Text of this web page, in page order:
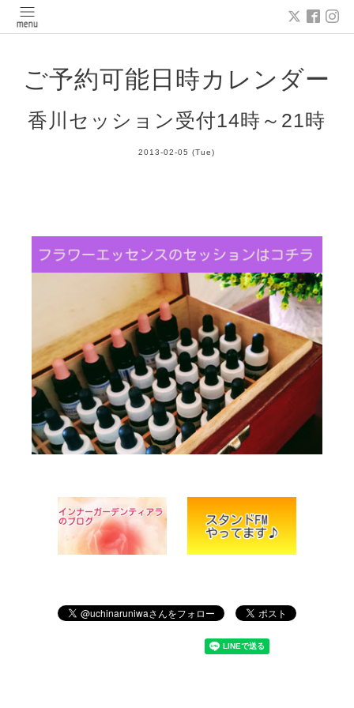
ご予約可能日時カレンダー
香川セッション受付14時～21時
2013-02-05 (Tue)